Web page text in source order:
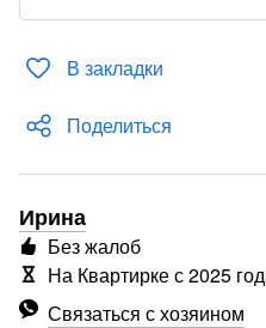
В закладки
Поделиться
Ирина
Связаться с хозяином
Без жалоб
На Квартирке с 2025